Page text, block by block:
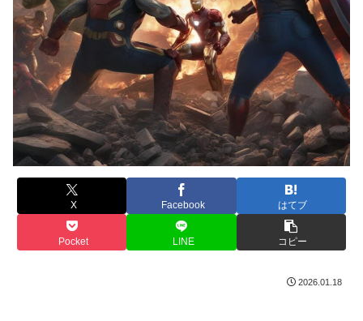
X Facebook はてブ
Pocket LINE コピー
2026.01.18